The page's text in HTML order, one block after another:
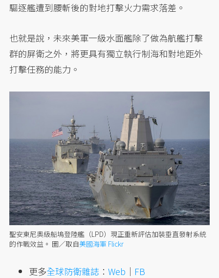
驅逐艦遭到腰斬後的對地打擊火力需求落差。
也就是說，未來美軍一級水面艦除了做為航艦打擊
群的屏衛之外，將更具有獨立執行制海和對地距外
打擊任務的能力。
聖安東尼奧級船塢登陸艦（LPD）現正重新評估加裝垂直發射系統
的作戰效益。 圖／取自美國海軍 Flickr
更多全球防衛雜誌 ：Web ｜ FB